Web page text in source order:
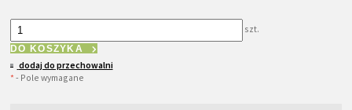
szt.
DO KOSZYKA
dodaj do przechowalni
* - Pole wymagane